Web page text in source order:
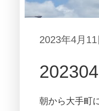
2023年4月11
朝から大手町